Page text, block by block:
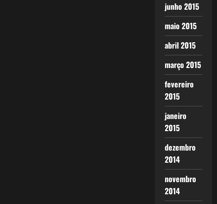
junho 2015
maio 2015
abril 2015
março 2015
fevereiro
2015
janeiro
2015
dezembro
2014
novembro
2014